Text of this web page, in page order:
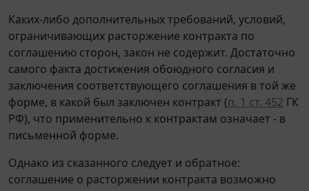
Каких-либо дополнительных требований, условий,
ограничивающих расторжение контракта по
соглашению сторон, закон не содержит. Достаточно
самого факта достижения обоюдного согласия и
заключения соответствующего соглашения в той же
форме, в какой был заключен контракт (п. 1 ст. 452 ГК
РФ), что применительно к контрактам означает - в
письменной форме.
Однако из сказанного следует и обратное:
соглашение о расторжении контракта возможно